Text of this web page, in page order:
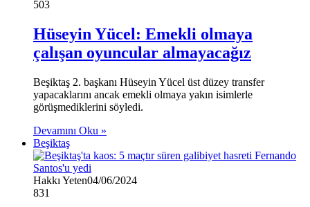
503
Hüseyin Yücel: Emekli olmaya
çalışan oyuncular almayacağız
Beşiktaş 2. başkanı Hüseyin Yücel üst düzey transfer
yapacaklarını ancak emekli olmaya yakın isimlerle
görüşmediklerini söyledi.
Devamını Oku »
Beşiktaş
Hakkı Yeten04/06/2024
831